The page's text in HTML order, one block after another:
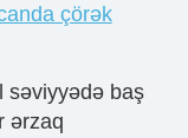
çörək
səviyyədə baş
ərzaq